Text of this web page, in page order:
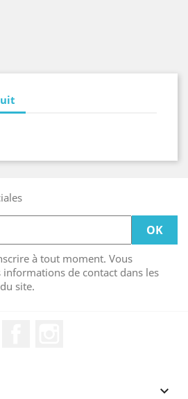
à tout moment. Vous
de contact dans les
site.
